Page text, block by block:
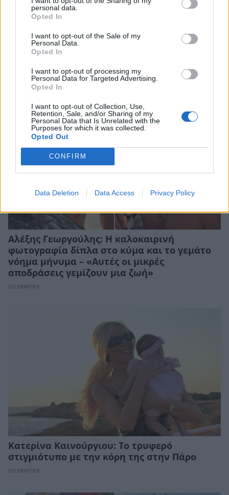
personal data.
Opted In
I want to opt-out of the Sale of my
Personal Data.
Opted In
I want to opt-out of processing my
Personal Data for Targeted Advertising.
Opted In
I want to opt-out of Collection, Use,
Retention, Sale, and/or Sharing of my
Personal Data that Is Unrelated with the
Purposes for which it was collected.
Opted Out
CONFIRM
Data Deletion Data Access Privacy Policy
ΠΕΡΙΣΣΟΤΕΡΑ ΣΤΟ
Αλέξης Γεωργούλης: Η καλοκαιρινή
φωτογραφία δίπλα στο κύμα και το γεμάτο
νόημα μήνυμα – «Αυτές οι μικρές
αποδράσεις γεμίζουν μια ζωή»
CELEBRITIES
Κατερίνα Καινούργιου: Το τρυφερό
στιγμιότυπο με την κόρη της στην Πάρο
CELEBRITIES